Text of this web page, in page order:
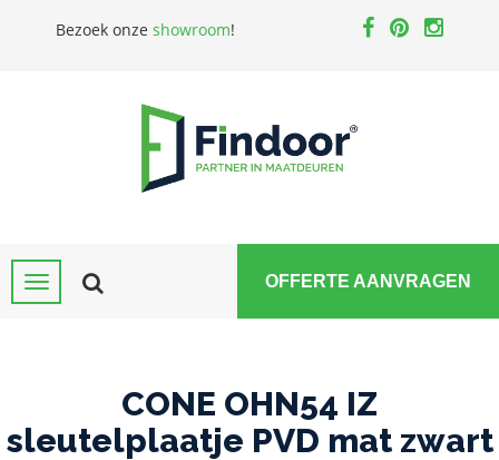
Bezoek onze showroom!
OFFERTE AANVRAGEN
CONE OHN54 IZ
sleutelplaatje PVD mat zwart